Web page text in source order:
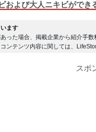
および大人ニキビができ
ます
った場合、掲載企業から紹介手
ンテンツ内容に関しては、
スポ